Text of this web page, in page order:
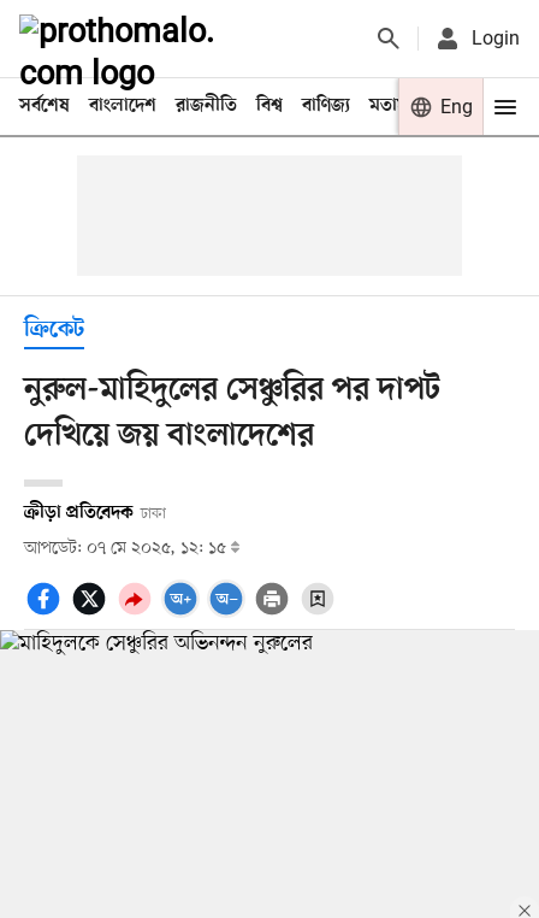
Login
সর্বশেষ বাংলাদেশ রাজনীতি বিশ্ব বাণিজ্য মতামত খেলা
Eng
ক্রিকেট
নুরুল-মাহিদুলের সেঞ্চুরির পর দাপট
দেখিয়ে জয় বাংলাদেশের
ক্রীড়া প্রতিবেদক ঢাকা
আপডেট: ০৭ মে ২০২৫, ১২: ১৫